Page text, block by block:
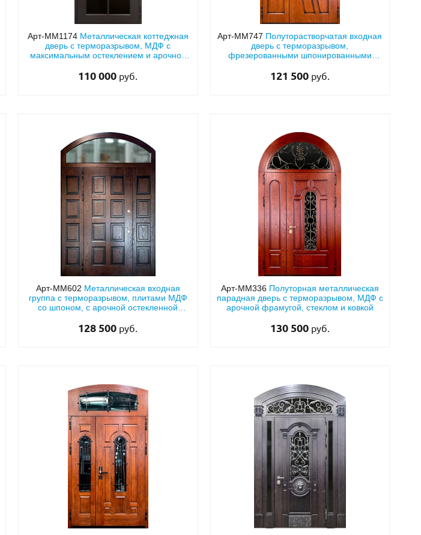
Арт-ММ1174 Металлическая коттеджная
дверь с терморазрывом, МДФ с
максимальным остеклением и арочной
110 000 руб.
Арт-ММ747 Полуторастворчатая входная
дверь с терморазрывом,
фрезерованными шпонированными
фрамугой
121 500 руб.
Арт-ММ602 Металлическая входная
группа с терморазрывом, плитами МДФ
со шпоном, с арочной остекленной
128 500 руб.
Арт-ММ336 Полуторная металлическая
парадная дверь с терморазрывом, МДФ с
арочной фрамугой, стеклом и ковкой
130 500 руб.